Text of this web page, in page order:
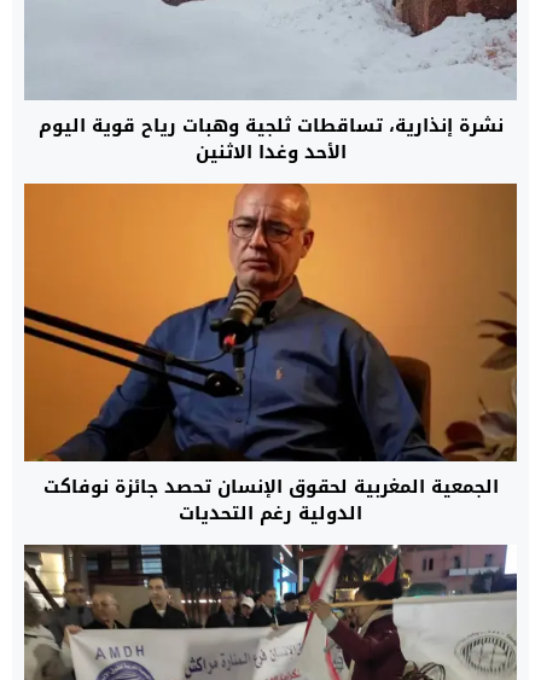
نشرة إنذارية، تساقطات ثلجية وهبات رياح قوية اليوم
الأحد وغدا الاثنين
الجمعية المغربية لحقوق الإنسان تحصد جائزة نوفاكت
الدولية رغم التحديات